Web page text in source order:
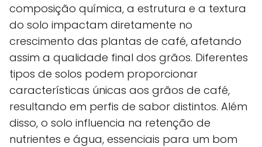
composição química, a estrutura e a textura
do solo impactam diretamente no
crescimento das plantas de café, afetando
assim a qualidade final dos grãos. Diferentes
tipos de solos podem proporcionar
características únicas aos grãos de café,
resultando em perfis de sabor distintos. Além
disso, o solo influencia na retenção de
nutrientes e água, essenciais para um bom